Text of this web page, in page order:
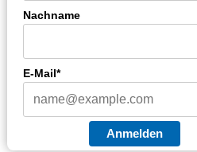
Nachname
E-Mail*
Anmelden